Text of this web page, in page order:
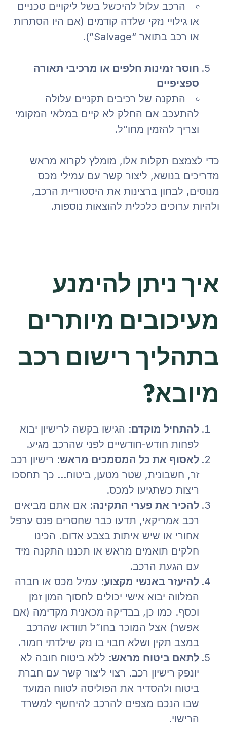
הרכב עלול להיכשל בשל ליקויים טכניים
או גילויי נזקי שלדה קודמים (אם היו הסתרות
או רכב בתואר “Salvage”).
חוסר זמינות חלפים או מרכיבי תאורה
ספציפיים
התקנה של רכיבים תקניים עלולה
להתעכב אם החלק לא קיים במלאי המקומי
וצריך להזמין מחו”ל.
כדי לצמצם תקלות אלו, מומלץ לקרוא מראש
מדריכים בנושא, ליצור קשר עם עמילי מכס
מנוסים, לבחון ברצינות את היסטוריית הרכב,
ולהיות ערוכים כלכלית להוצאות נוספות.
איך ניתן להימנע
מעיכובים מיותרים
בתהליך רישום רכב
מיובא?
להתחיל מוקדם: הגישו בקשה לרישיון יבוא
לפחות חודש-חודשיים לפני שהרכב מגיע.
לאסוף את כל המסמכים מראש: רישיון רכב
זר, חשבונית, שטר מטען, ביטוח… כך תחסכו
ריצות כשתגיעו למכס.
להכיר את פערי התקינה: אם אתם מביאים
רכב אמריקאי, תדעו כבר שחסרים פנס ערפל
אחורי או שיש איתות בצבע אדום. הכינו
חלקים תואמים מראש או תכננו התקנה מיד
עם הגעת הרכב.
להיעזר באנשי מקצוע: עמיל מכס או חברה
המלווה יבוא אישי יכולים לחסוך המון זמן
וכסף. כמו כן, בבדיקה מכאנית מקדימה (אם
אפשר) אצל המוכר בחו”ל תוודאו שהרכב
במצב תקין ושלא חבוי בו נזק שילדתי חמור.
לתאם ביטוח מראש: ללא ביטוח חובה לא
יונפק רישיון רכב. רצוי ליצור קשר עם חברת
ביטוח ולהסדיר את הפוליסה לטווח המועד
שבו הנכם מצפים להרכב להיחשף למשרד
הרישוי.